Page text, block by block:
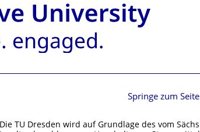
Springe zum
Die TU Dresden wird auf Grundlage des vom